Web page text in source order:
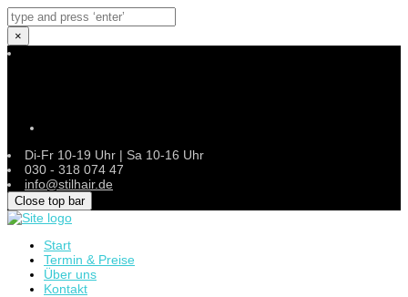
×
Di-Fr 10-19 Uhr | Sa 10-16 Uhr
030 - 318 074 47
info@stilhair.de
Close top bar
Start
Termin & Preise
Über uns
Kontakt